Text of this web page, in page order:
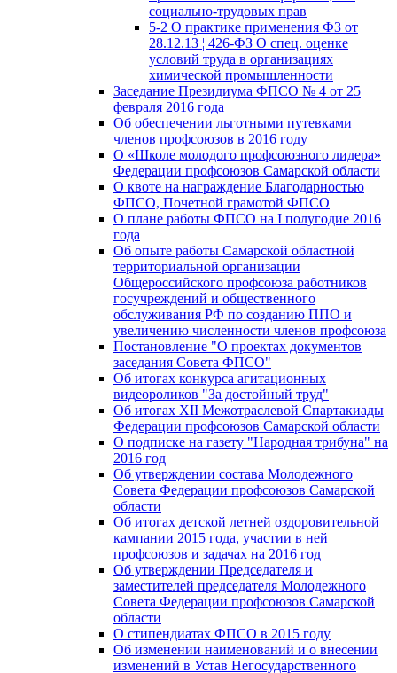
социально-трудовых прав
5-2 О практике применения ФЗ от
28.12.13 ¦ 426-ФЗ О спец. оценке
условий труда в организациях
химической промышленности
Заседание Президиума ФПСО № 4 от 25
февраля 2016 года
Об обеспечении льготными путевками
членов профсоюзов в 2016 году
О «Школе молодого профсоюзного лидера»
Федерации профсоюзов Самарской области
О квоте на награждение Благодарностью
ФПСО, Почетной грамотой ФПСО
О плане работы ФПСО на I полугодие 2016
года
Об опыте работы Самарской областной
территориальной организации
Общероссийского профсоюза работников
госучреждений и общественного
обслуживания РФ по созданию ППО и
увеличению численности членов профсоюза
Постановление "О проектах документов
заседания Совета ФПСО"
Об итогах конкурса агитационных
видеороликов "За достойный труд"
Об итогах XII Межотраслевой Спартакиады
Федерации профсоюзов Самарской области
О подписке на газету "Народная трибуна" на
2016 год
Об утверждении состава Молодежного
Совета Федерации профсоюзов Самарской
области
Об итогах детской летней оздоровительной
кампании 2015 года, участии в ней
профсоюзов и задачах на 2016 год
Об утверждении Председателя и
заместителей председателя Молодежного
Совета Федерации профсоюзов Самарской
области
О стипендиатах ФПСО в 2015 году
Об изменении наименований и о внесении
изменений в Устав Негосударственного